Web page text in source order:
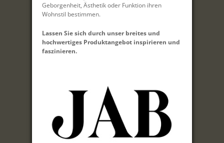
Geborgenheit, Ästhetik oder Funktion ihren
Wohnstil bestimmen.
Lassen Sie sich durch unser breites und
hochwertiges Produktangebot inspirieren und
faszinieren.